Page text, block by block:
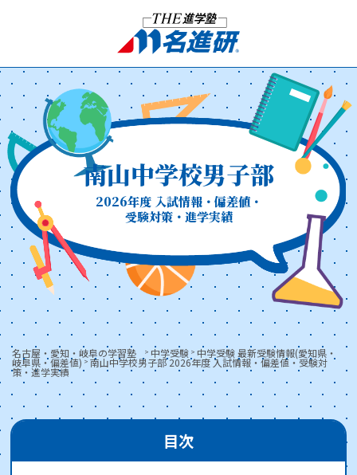
南山中学校男子部
2026年度 入試情報・偏差値・
受験対策・進学実績
名古屋・愛知・岐阜の学習塾 > 中学受験 > 中学受験 最新受験情報(愛知県・
岐阜県・偏差値)>南山中学校男子部 2026年度 入試情報・偏差値・受験対
策・進学実績
目次